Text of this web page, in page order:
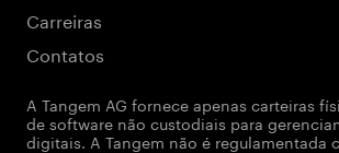
Carreiras
Contatos
A Tangem AG fornece apenas carteiras
de software não custodiais para
digitais. A Tangem não é regulamentada